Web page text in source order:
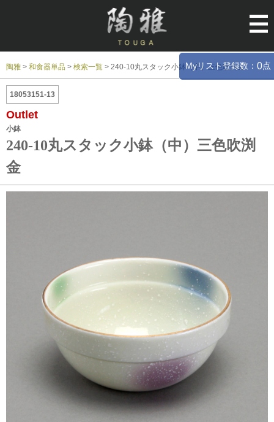
Myリスト登録数： 0点
陶雅 > 和食器単品 > 検索一覧 > 240-10丸スタック小鉢（中）三色吹渕金
18053151-13
Outlet
小鉢
240-10丸スタック小鉢（中）三色吹渕
金